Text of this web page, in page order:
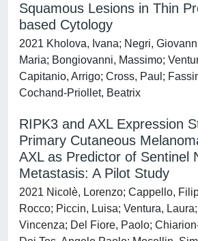
Squamous Lesions in Thin
based Cytology
2021 Kholova, Ivana; Negri,
Maria; Bongiovanni, Massimo;
Capitanio, Arrigo; Cross, Paul;
Cochand-Priollet, Beatrix
RIPK3 and AXL Expression
Primary Cutaneous
AXL as Predictor of Sentinel
Metastasis: A Pilot Study
2021 Nicolè, Lorenzo; Cappello,
Rocco; Piccin, Luisa; Ventura,
Vincenza; Del Fiore, Paolo;